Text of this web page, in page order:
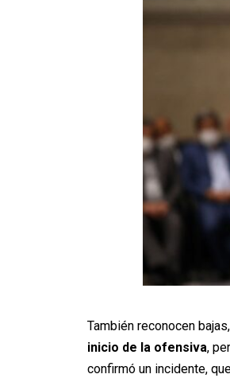
También reconocen
inicio de la ofensiva,
confirmó un incidente,